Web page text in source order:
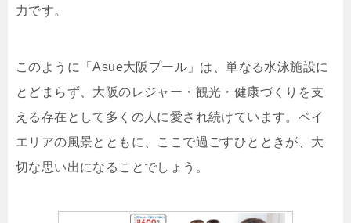
力です。
このように「Asue大阪プール」は、単なる水泳施設に
とどまらず、大阪のレジャー・観光・健康づくりを支
える存在として多くの人に愛され続けています。ベイ
エリアの風景とともに、ここで過ごすひとときが、大
切な思い出になることでしょう。